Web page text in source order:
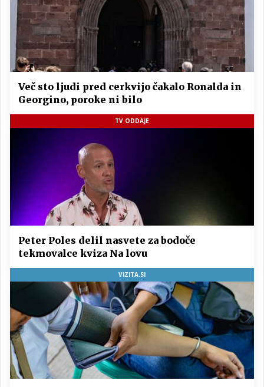
Več sto ljudi pred cerkvijo čakalo Ronalda in
Georgino, poroke ni bilo
TV ODDAJE
Peter Poles delil nasvete za bodoče
tekmovalce kviza Na lovu
VIZITA.SI